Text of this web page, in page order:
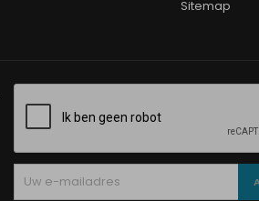
Sitemap